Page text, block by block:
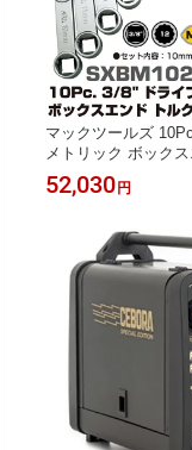
マックツールズ
メトリック ボック
ダプターセット
OOLS
52,030 円